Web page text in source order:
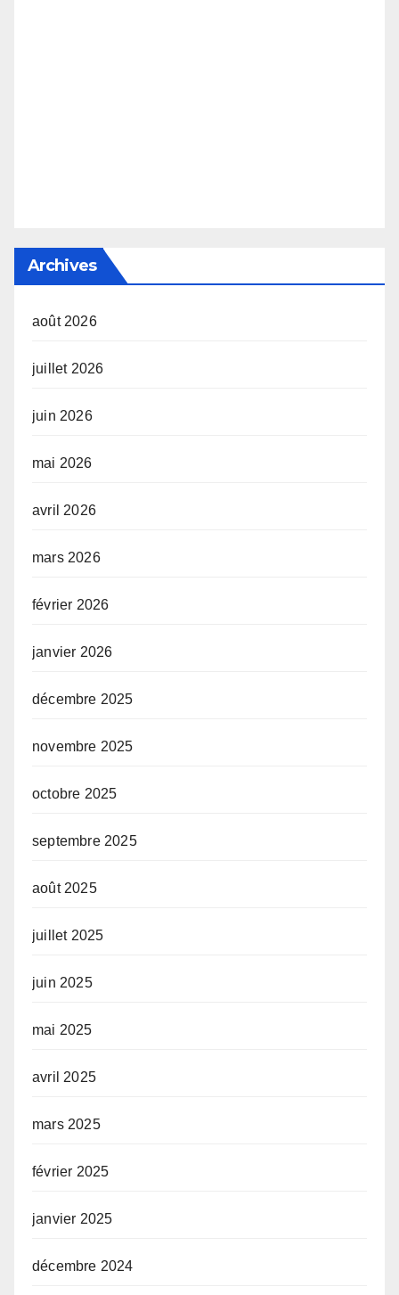
Archives
août 2026
juillet 2026
juin 2026
mai 2026
avril 2026
mars 2026
février 2026
janvier 2026
décembre 2025
novembre 2025
octobre 2025
septembre 2025
août 2025
juillet 2025
juin 2025
mai 2025
avril 2025
mars 2025
février 2025
janvier 2025
décembre 2024